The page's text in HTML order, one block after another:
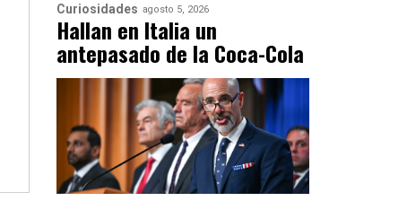
Curiosidades agosto 5, 2026
Hallan en Italia un
antepasado de la Coca-Cola